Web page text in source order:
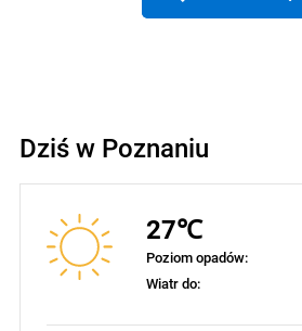
Dziś w Poznaniu
27℃
Poziom opadów:
Wiatr do: